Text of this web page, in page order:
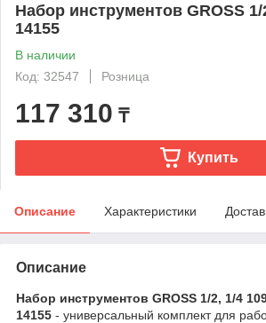
Набор инструментов GROSS 1/
14155
В наличии
Код: 32547
Розница
117 310 ₸
Купить
Описание Характеристики
Описание
Набор инструментов GROSS 1/2, 1/4
14155 - универсальный комплект для